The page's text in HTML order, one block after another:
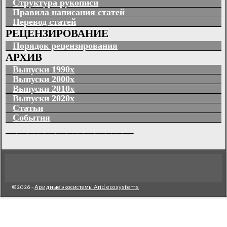
Структура рукописи
Правила написания статей
Перевод статей
РЕЦЕНЗИРОВАНИЕ
Порядок рецензирования
АРХИВ
Выпуски 1990х
Выпуски 2000х
Выпуски 2010х
Выпуски 2020х
Статьи
События
©2026 -Аридные экосистемы Arid ecosystems